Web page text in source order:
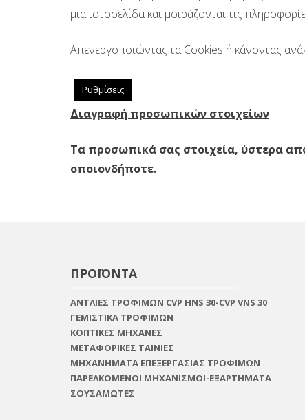
μια ιστοσελίδα και μοιράζονται τις
Απενεργοποιώντας τα Cookies ή κάνοντας
Ρυθμίσεις
Διαγραφή προσωπικών στοιχείων
Τα προσωπικά σας στοιχεία, ύστερα
οποιονδήποτε.
ΠΡΟΪΟΝΤΑ
ΑΝΤΛΙΕΣ ΤΡΟΦΙΜΩΝ CVP HNS 30-CVP VNS 30
ΓΕΜΙΣΤΙΚΑ ΤΡΟΦΙΜΩΝ
ΚΟΠΤΙΚΕΣ ΜΗΧΑΝΕΣ
ΜΕΤΑΦΟΡΙΚΕΣ ΤΑΙΝΙΕΣ
ΜΗΧΑΝΗΜΑΤΑ ΕΠΕΞΕΡΓΑΣΙΑΣ ΤΡΟΦΙΜΩΝ
ΠΑΡΕΛΚΟΜΕΝΟΙ ΜΗΧΑΝΙΣΜΟΙ-ΕΞΑΡΤΗΜΑΤΑ
ΣΟΥΣΑΜΩΤΕΣ